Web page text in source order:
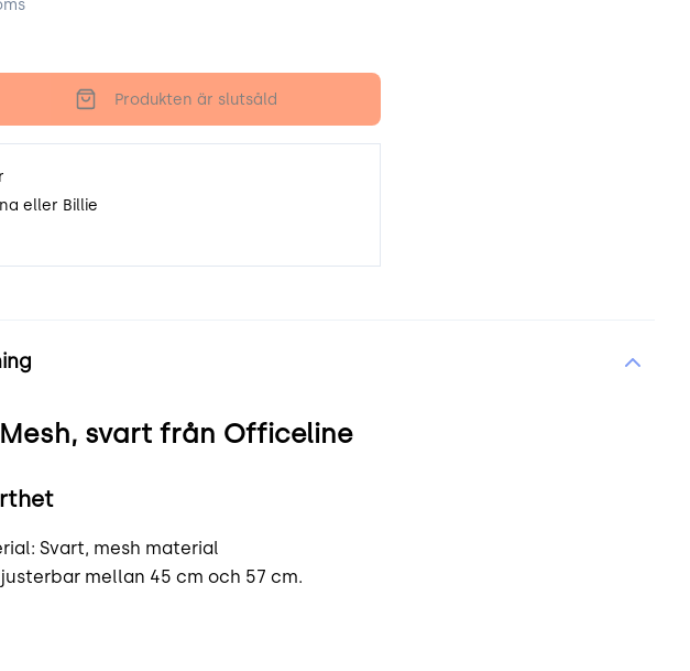
Produkten är slutsåld
eller Billie
svart från Officeline
Svart, mesh material
mellan 45 cm och 57 cm.